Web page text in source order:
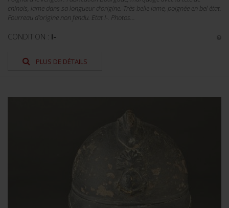
chinois, lame dans sa longueur d'origine. Très belle lame, poignée en bel état.
Fourreau d'origine non fendu. Etat I-. Photos...
CONDITION : I-
PLUS DE DÉTAILS